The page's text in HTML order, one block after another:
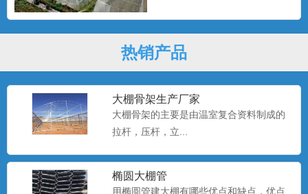
热销产品
大棚骨架生产厂家
大棚骨架的主要是由温室复合资料制成的
拉杆，压杆，立...
椭圆大棚管
用椭圆管建大棚有哪些优点和缺点，优点